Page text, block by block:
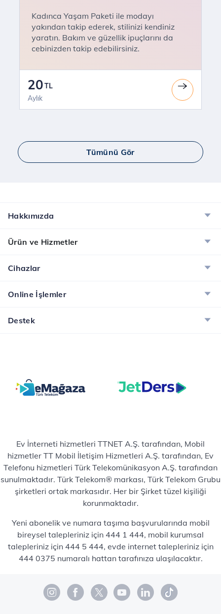
Kadınca Yaşam Paketi ile modayı
yakından takip ederek, stilinizi kendiniz
yaratın. Bakım ve güzellik ipuçlarını da
cebinizden takip edebilirsiniz.
20TL
Aylık
Tümünü Gör
Hakkımızda
Ürün ve Hizmetler
Cihazlar
Online İşlemler
Destek
Ev İnterneti hizmetleri TTNET A.Ş. tarafından, Mobil
hizmetler TT Mobil İletişim Hizmetleri A.Ş. tarafından, Ev
Telefonu hizmetleri Türk Telekomünikasyon A.Ş. tarafından
sunulmaktadır. Türk Telekom® markası, Türk Telekom Grubu
şirketleri ortak markasıdır. Her bir Şirket tüzel kişiliği
korunmaktadır.
Yeni abonelik ve numara taşıma başvurularında mobil
bireysel talepleriniz için 444 1 444, mobil kurumsal
talepleriniz için 444 5 444, evde internet talepleriniz için
444 0375 numaralı hattan tarafınıza ulaşılacaktır.